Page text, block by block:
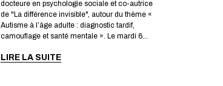
docteure en psychologie sociale et co-autrice
de "La différence invisible", autour du thème «
Autisme à l’âge adulte : diagnostic tardif,
camouflage et santé mentale ». Le mardi 6...
LIRE LA SUITE